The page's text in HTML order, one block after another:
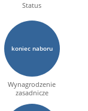
Status
koniec naboru
Wynagrodzenie
zasadnicze